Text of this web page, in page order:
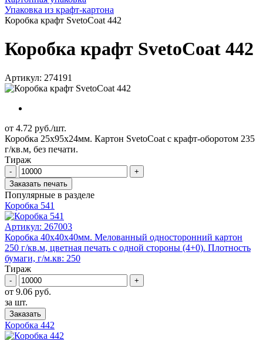
Упаковка из крафт-картона
Коробка крафт SvetoCoat 442
Коробка крафт SvetoCoat 442
Артикул: 274191
от 4.72 руб./шт.
Коробка 25x95х24мм. Картон SvetoCoat с крафт-оборотом 235
г/кв.м, без печати.
Тираж
-
+
Заказать печать
Популярные в разделе
Коробка 541
Артикул: 267003
Коробка 40x40х40мм. Mелованный односторонний картон
250 г/кв.м, цветная печать с одной стороны (4+0). Плотность
бумаги, г/м.кв: 250
Тираж
- +
от 9.06 руб.
за шт.
Заказать
Коробка 442